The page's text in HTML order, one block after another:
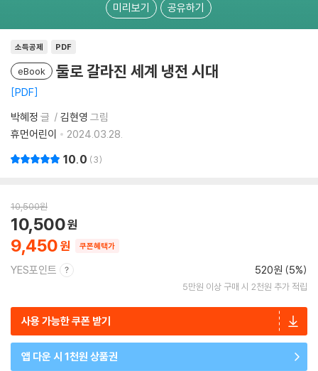
미리보기 공유하기
소득공제 PDF
eBook 둘로 갈라진 세계 냉전 시대
PDF
박혜정 글 김현영 그림
휴먼어린이
2024.03.28.
10.0 3
10,500원
9,450
10,500
쿠폰혜택가
YES포인트 520원 (5%)
5만원 이상 구매 시 2천원 추가 적립
사용 가능한 쿠폰 받기
앱 다운 시 1천원 상품권